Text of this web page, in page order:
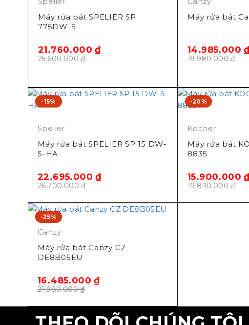
• Mức tiêu thụ nước: 11,1L/ chu trình rửa ECO
• Độ ồn: 49dB(A) re 1 pW
• Kích thước: 795x598x600mm (CaoxNgangxSâu)
• Trọng lượng: 43.3Kg
Xuất xứ: Malaysia
Máy rửa bát SPELIER SP
775DW-S
25.600.000₫
21.760.000₫
Máy rửa bát
19.980.000₫
14.985.000
-15%
Spelier
Máy rửa bát SPELIER SP 15 DW-
S-HA
26.700.000₫
22.695.000₫
-20%
Kocher
Máy rửa bát
8835
19.890.000₫
15.900.000
-25%
Canzy
Máy rửa bát Canzy CZ
DE8B05EU
21.980.000₫
16.485.000₫